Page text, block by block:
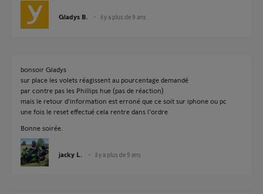
Gladys B. il y a plus de 9 ans
bonsoir Gladys
sur place les volets réagissent au pourcentage demandé
par contre pas les Phillips hue (pas de réaction)
mais le retour d'information est erroné que ce soit sur iphone ou pc
une fois le reset effectué cela rentre dans l'ordre
Bonne soirée.
jacky L. il y a plus de 9 ans